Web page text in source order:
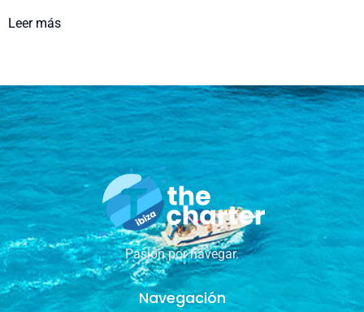
Leer más
Pasión por navegar.
Navegación